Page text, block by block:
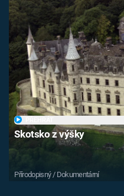
Skotsko z výšky
Přírodopisný / Dokumentární